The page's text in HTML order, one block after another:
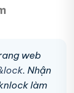
web
. Nhận
làm